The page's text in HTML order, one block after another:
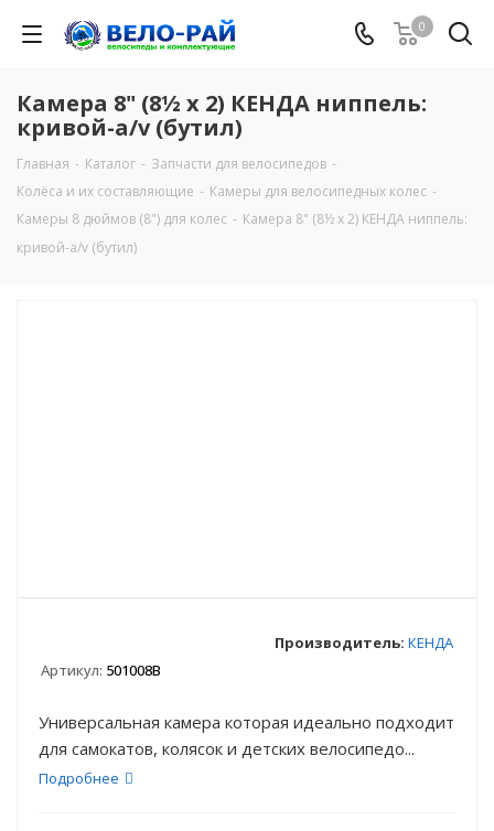
0
Камера 8" (8½ х 2) КЕНДА ниппель:
кривой-a/v (бутил)
Главная - Каталог - Запчасти для велосипедов -
Колёса и их составляющие - Камеры для велосипедных колес -
Камеры 8 дюймов (8") для колес - Камера 8" (8½ х 2) КЕНДА ниппель:
кривой-a/v (бутил)
Артикул: 501008B
Производитель: КЕНДА
Универсальная камера которая идеально подходит
для самокатов, колясок и детских велосипедо...
Подробнее